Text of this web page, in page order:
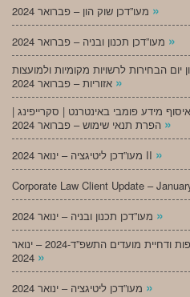
»
»
יום הבחירות לרשויות מקומיות ולמועצות
»
מידע פומבי באינטרנט | סקרייפינג |
»
מעו”דכן ליטיגציה – ינואר 2024 II »
Corporate Law Client Update –
»
מעו”דכן רגולציה – צו הארכת תקופות ודחיית מועדים התשפ”ד-2024 – ינואר
»
»